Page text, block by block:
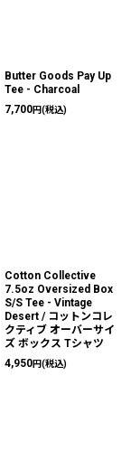
Butter Goods Pay Up
Tee - Charcoal
7,700円(税込)
Cotton Collective
7.5oz Oversized Box
S/S Tee - Vintage
Desert / コットンコレ
クティブ オーバーサイ
ズ ボックス Tシャツ
4,950円(税込)